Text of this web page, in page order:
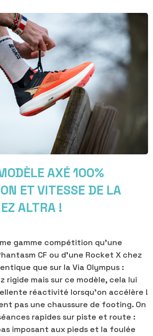
AXÉ 100%
ET VITESSE DE LA
ALTRA !
gamme compétition qu'une
CF ou d'une Rocket X chez
que sur la Via Olympus :
rigide mais sur ce modèle, cela lui
réactivité lorsqu’on accélère !
pas une chaussure de footing. On
rapides sur piste et route :
imposant aux pieds et la foulée